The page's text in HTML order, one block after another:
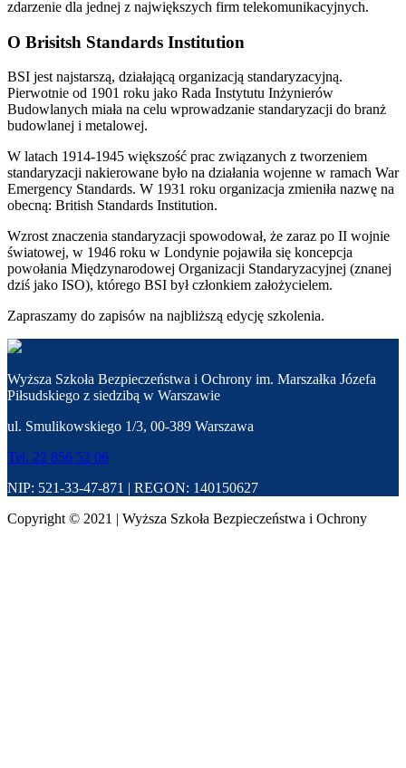
zdarzenie dla jednej z największych firm telekomunikacyjnych.
O Brisitsh Standards Institution
BSI jest najstarszą, działającą organizacją standaryzacyjną.
Pierwotnie od 1901 roku jako Rada Instytutu Inżynierów
Budowlanych miała na celu wprowadzanie standaryzacji do branż
budowlanej i metalowej.
W latach 1914-1945 większość prac związanych z tworzeniem
standaryzacji nakierowane było na działania wojenne w ramach War
Emergency Standards. W 1931 roku organizacja zmieniła nazwę na
obecną: British Standards Institution.
Wzrost znaczenia standaryzacji spowodował, że zaraz po II wojnie
światowej, w 1946 roku w Londynie pojawiła się koncepcja
powołania Międzynarodowej Organizacji Standaryzacyjnej (znanej
dziś jako ISO), którego BSI był członkiem założycielem.
Zapraszamy do zapisów na najbliższą edycję szkolenia.
Wyższa Szkoła Bezpieczeństwa i Ochrony im. Marszałka Józefa
Piłsudskiego z siedzibą w Warszawie
ul. Smulikowskiego 1/3, 00-389 Warszawa
Tel. 22 856 52 06
NIP: 521-33-47-871 | REGON: 140150627
Copyright © 2021 | Wyższa Szkoła Bezpieczeństwa i Ochrony